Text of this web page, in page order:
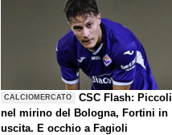
CALCIOMERCATO
CSC Flash: Piccoli
nel mirino del Bologna, Fortini in
uscita. E occhio a Fagioli